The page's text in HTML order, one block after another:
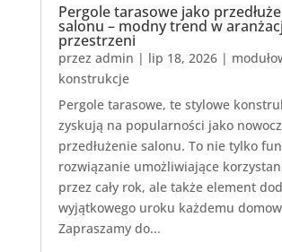
Pergole tarasowe jako
salonu – modny trend w
przestrzeni
przez admin | lip 18, 2026|
konstrukcje
Pergole tarasowe, te stylowe
zyskują na popularności jako
przedłużenie salonu. To nie tylko
rozwiązanie umożliwiające
przez cały rok, ale także element
wyjątkowego uroku każdemu
Zapraszamy do...